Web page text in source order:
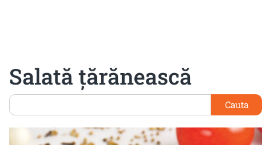
Salată ţărănească
Cauta